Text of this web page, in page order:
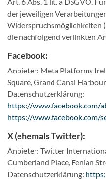
der jeweiligen
Widerspruchsmöglichkeiten
die nachfolgend verlinkten
Facebook:
Anbieter: Meta Platforms
Square, Grand Canal
Datenschutzerklärung:
https://www.facebook.com/
https://www.facebook.com/
X (ehemals Twitter):
Anbieter: Twitter
Cumberland Place, Fenian
Datenschutzerklärung: